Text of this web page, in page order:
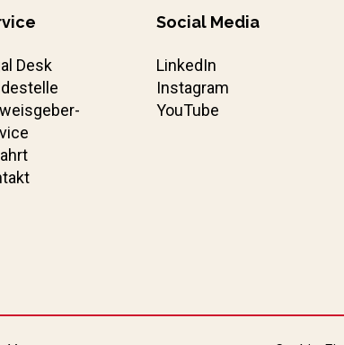
Desk
Social Media
LinkedIn
Instagram
YouTube